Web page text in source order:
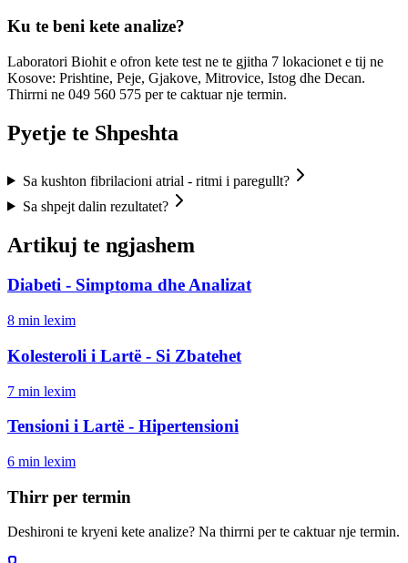
Ku te beni kete analize?
Laboratori Biohit e ofron kete test ne te gjitha 7 lokacionet e tij ne
Kosove: Prishtine, Peje, Gjakove, Mitrovice, Istog dhe Decan.
Thirrni ne 049 560 575 per te caktuar nje termin.
Pyetje te Shpeshta
Sa kushton fibrilacioni atrial - ritmi i paregullt?
Sa shpejt dalin rezultatet?
Artikuj te ngjashem
Diabeti - Simptoma dhe Analizat
8 min lexim
Kolesteroli i Lartë - Si Zbatehet
7 min lexim
Tensioni i Lartë - Hipertensioni
6 min lexim
Thirr per termin
Deshironi te kryeni kete analize? Na thirrni per te caktuar nje termin.